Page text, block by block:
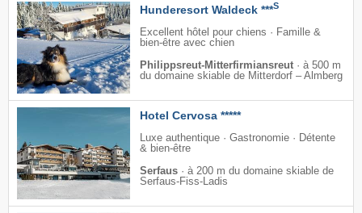
Hunderesort Waldeck ***S
Excellent hôtel pour chiens · Famille &
bien-être avec chien
Philippsreut-Mitterfirmiansreut · à 500 m
du domaine skiable de Mitterdorf – Almberg
Hotel Cervosa *****
Luxe authentique · Gastronomie · Détente
& bien-être
Serfaus · à 200 m du domaine skiable de
Serfaus-Fiss-Ladis